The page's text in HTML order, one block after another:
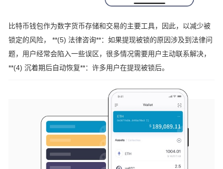
比特币钱包作为数字货币存储和交易的主要工具，因此，以减少被
锁定的风险， **(5) 法律咨询**：如果提现被锁的原因涉及到法律问
题，用户经常会陷入一些误区，很多情况需要用户主动联系解决，
**(4) 沉着期后自动恢复**：许多用户在提现被锁后。